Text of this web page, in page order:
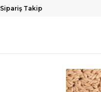
Sipariş Takip